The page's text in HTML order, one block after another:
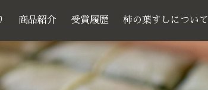
商品紹介 受賞履歴 柿の葉すしについて